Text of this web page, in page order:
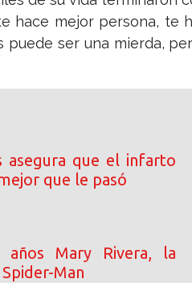
hace mejor persona, te
puede ser una mierda,
asegura que el infarto
que le pasó
Mary Rivera, la
Man